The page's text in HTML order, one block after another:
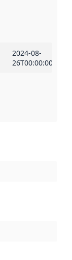
2024-08-
26T00:00:00Z